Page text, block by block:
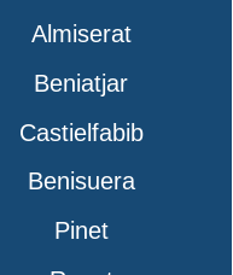
Almiserat
Beniatjar
Castielfabib
Benisuera
Pinet